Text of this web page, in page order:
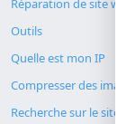
Réparation de site web
Outils
Quelle est mon IP
Compresser des
Recherche sur le site